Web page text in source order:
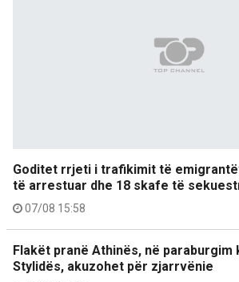
Goditet rrjeti i trafikimit të
të arrestuar dhe 18 skafe të
07/08 15:58
Flakët pranë Athinës, në paraburgim
Stylidës, akuzohet për zjarrvënie